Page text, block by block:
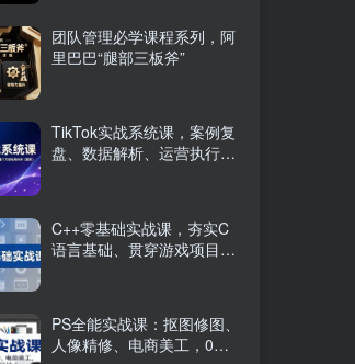
团队管理必学课程系列，阿
里巴巴“腿部三板斧”
TikTok实战系统课，案例复
盘、数据解析、运营执行，
C++零基础实战课，夯实C
语言基础、贯穿游戏项目、
PS全能实战课：抠图修图、
人像精修、电商美工，0基